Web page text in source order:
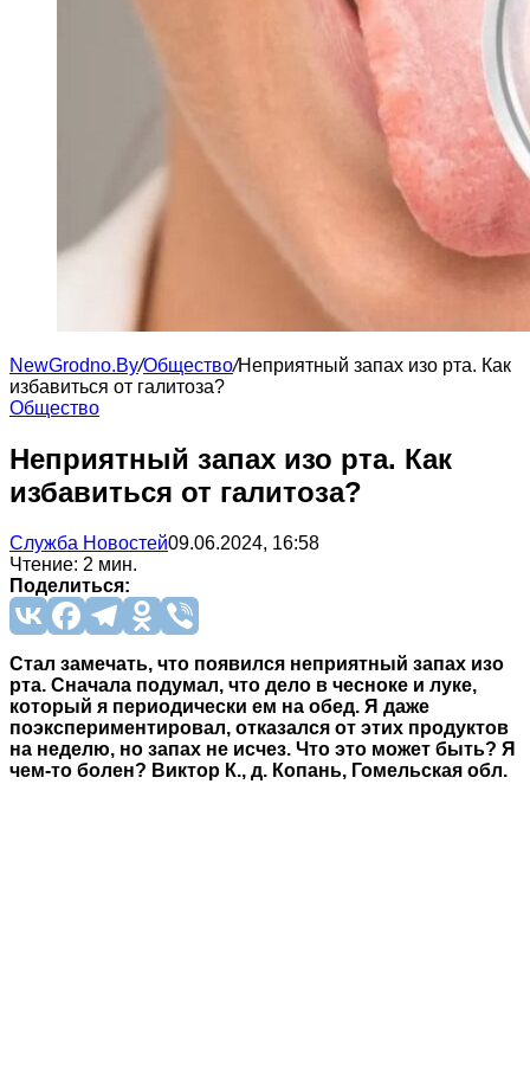
NewGrodno.By/Общество/Неприятный запах изо рта. Как
избавиться от галитоза?
Общество
Неприятный запах изо рта. Как
избавиться от галитоза?
Служба Новостей09.06.2024, 16:58
Чтение: 2 мин.
Поделиться:
Стал замечать, что появился неприятный запах изо
рта. Сначала подумал, что дело в чесноке и луке,
который я периодически ем на обед. Я даже
поэкспериментировал, отказался от этих продуктов
на неделю, но запах не исчез. Что это может быть? Я
чем-то болен? Виктор К., д. Копань, Гомельская обл.